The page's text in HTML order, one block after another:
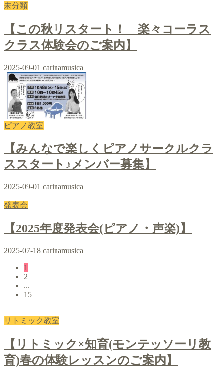
未分類
【この秋リスタート！ 楽々コーラス
クラス体験会のご案内】
2025-09-01 carinamusica
ピアノ教室
【みんなで楽しくピアノサークルクラ
ススタート♪メンバー募集】
2025-09-01 carinamusica
発表会
【2025年度発表会(ピアノ・声楽)】
2025-07-18 carinamusica
1
2
...
15
リトミック教室
【リトミック×知育(モンテッソーリ教
育)春の体験レッスンのご案内】